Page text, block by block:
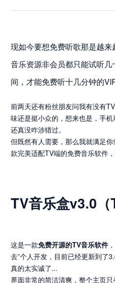
现如今要想免费听歌那是越
音乐资源非会员都只能试听
间，才能免费听十几分钟的
前两天还有粉丝朋友问我有没有
味还是挺小众的，想来也是，手
还真没咋涉猎过。
但既然有人需要，那么我就满足
款完美适配TV端的免费音乐软件
TV音乐盒v3.0（
这是一款免费开源的TV音乐软件
去”个人开发，目前已经更新到了
真的太实诚了...
界面非常的简洁清爽，整个主页